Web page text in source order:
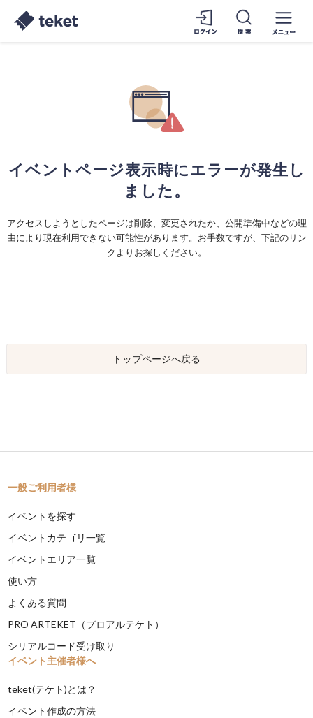
イベントページ表示時にエラーが発生し
ました。
アクセスしようとしたページは削除、変更されたか、公開準備中などの理
由により現在利用できない可能性があります。お手数ですが、下記のリン
クよりお探しください。
トップページへ戻る
一般ご利用者様
イベントを探す
イベントカテゴリ一覧
イベントエリア一覧
使い方
よくある質問
PRO ARTEKET（プロアルテケト）
シリアルコード受け取り
イベント主催者様へ
teket(テケト)とは？
イベント作成の方法